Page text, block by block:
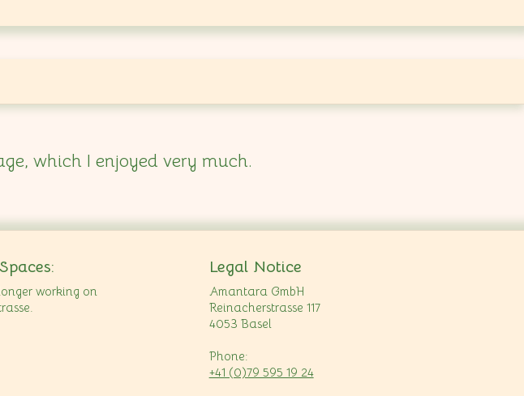
which I enjoyed very much.
working on
Legal Notice
Amantara GmbH
Reinacherstrasse 117
4053 Basel
Phone:
+41 (0)79 595 19 24